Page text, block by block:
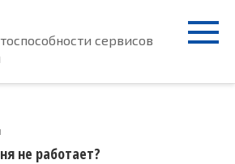
сервисов
не работает?